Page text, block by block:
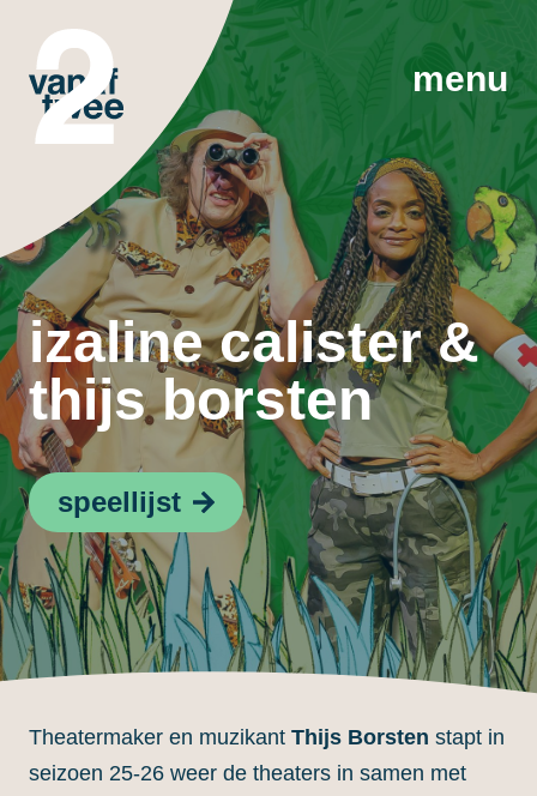
menu
izaline calister &
thijs borsten
speellijst
Theatermaker en muzikant Thijs Borsten stapt in
seizoen 25-26 weer de theaters in samen met